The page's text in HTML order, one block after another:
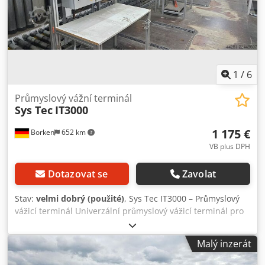
1 / 6
Borken 652 km
Průmyslový vážní terminál
Sys Tec IT3000
1 175 €
VB plus DPH
Dotazovat se Zavolat
Stav: velmi dobrý (použité), Sys Tec IT3000 – Průmyslový
vážicí terminál Univerzální průmyslový vážicí terminál pro
integraci do sítí Ethernet. Obsahuje osvědčené,
konfigurovatelné standardní vážicí programy: · BASIC pro
jednoduché vážicí systémy · COUNT pro vážení počtu kusů
Dkedpezp Uybefx Apior · CHECK pro jednoduché kontrolní
Malý inzerát